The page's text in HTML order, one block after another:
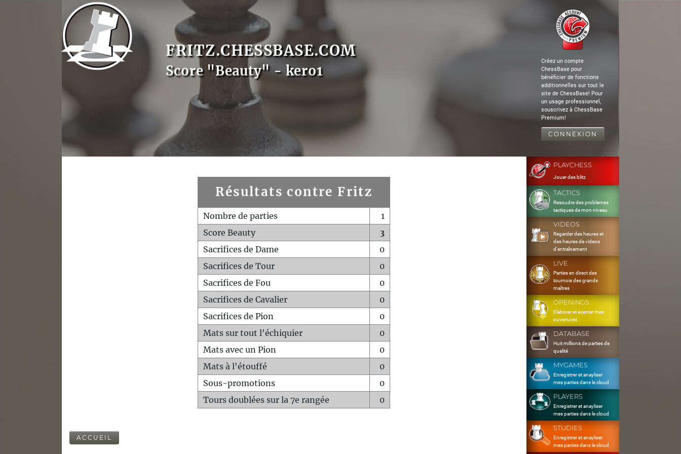
FRITZ.CHESSBASE.COM
Score "Beauty" - kero1
Créez un compte
ChessBase pour
bénéficier de fonctions
additionnelles sur tout le
site de ChessBase! Pour
un usage professionnel,
souscrivez à ChessBase
Premium!
CONNEXION
Résultats contre Fritz
Nombre de parties
1
Score Beauty
3
Sacrifices de Dame
0
Sacrifices de Tour
0
Sacrifices de Fou
0
Sacrifices de Cavalier
0
Sacrifices de Pion
0
Mats sur tout l'échiquier
0
Mats avec un Pion
0
Mats à l'étouffé
0
Sous-promotions
0
Tours doublées sur la 7e rangée
0
ACCUEIL
PLAYCHESS
Jouer des blitz
TACTICS
Resoudre des problemes
tactiques de mon niveau
VIDEOS
Regarder des heures et
des heures de videos
d'entraînement
LIVE
Parties en direct des
tournois des grands
maîtres
OPENINGS
Elaborer et exercer mes
ouvertures
DATABASE
Huit millions de parties de
qualité
MYGAMES
Enregistrer et anayliser
mes parties dans le cloud
PLAYERS
Enregistrer et anayliser
mes parties dans le cloud
STUDIES
Enregistrer et anayliser
mes parties dans le cloud